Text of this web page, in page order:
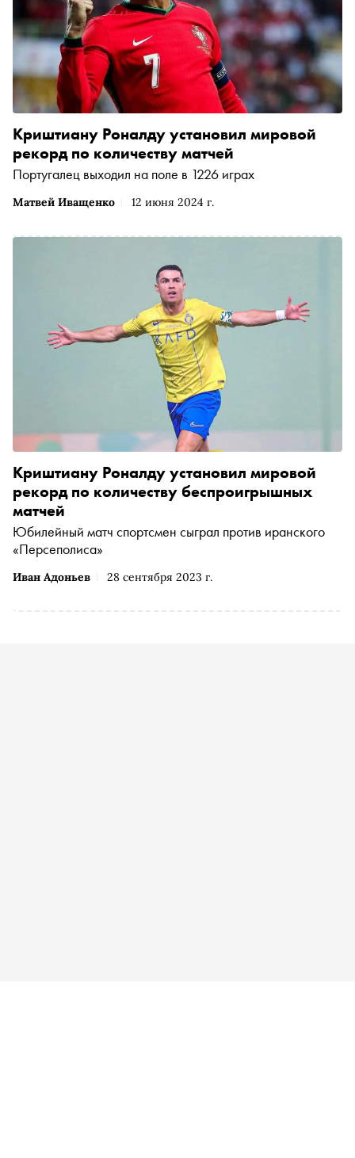
Матвей Иващенко 12 июня 2024 г.
Криштиану Роналду установил мировой
рекорд по количеству матчей
Португалец выходил на поле в 1226 играх
Иван Адоньев 28 сентября 2023 г.
Криштиану Роналду установил мировой
рекорд по количеству беспроигрышных
матчей
Юбилейный матч спортсмен сыграл против иранского
«Персеполиса»